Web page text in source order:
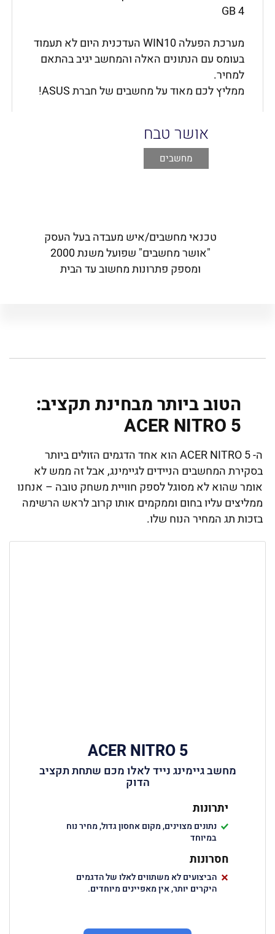
GB 4
מערכת הפעלה WIN10 העדכנית היום לא תעמוד
בעומס עם הנתונים האלה והמחשב יגיב בהתאם
למחיר.
ממליץ לכם מאוד על מחשבים של חברת ASUS!
אושר טבח
מחשבים
טכנאי מחשבים/איש מעבדה בעל העסק
"אושר מחשבים" שפועל משנת 2000
ומספק פתרונות מחשוב עד הבית
הטוב ביותר מבחינת תקציב:
ACER NITRO 5
ה- ACER NITRO 5 הוא אחד הדגמים הזולים ביותר
בסקירת המחשבים הניידים לגיימינג, אבל זה ממש לא
אומר שהוא לא מסוגל לספק חוויית משחק טובה – אנחנו
ממליצים עליו בחום וממקמים אותו קרוב לראש הרשימה
בזכות תג המחיר הנוח שלו.
ACER NITRO 5
מחשב גיימינג נייד לאלו מכם שתחת תקציב
הדוק
יתרונות
נתונים מצוינים, מקום אחסון גדול, מחיר נוח
במיוחד
חסרונות
הביצועים לא משתווים לאלו של הדגמים
היקרים יותר, אין מאפיינים מיוחדים.